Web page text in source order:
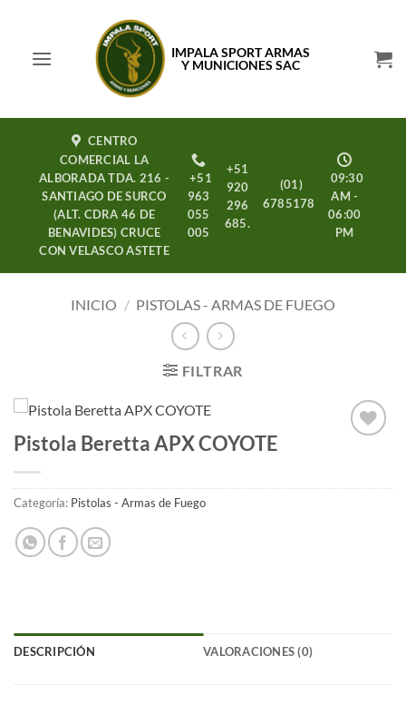
contenido
IMPALA SPORT ARMAS
Y MUNICIONES SAC
CENTRO
COMERCIAL LA
ALBORADA TDA. 216 -
SANTIAGO DE SURCO
(ALT. CDRA 46 DE
BENAVIDES) CRUCE
CON VELASCO ASTETE
09:30
AM -
06:00
PM
+51
963
055
005
+51
920
296
685.
(01)
6785178
INICIO / PISTOLAS - ARMAS DE FUEGO
FILTRAR
lista
Pistola Beretta APX COYOTE
Categoría: Pistolas - Armas de Fuego
DESCRIPCIÓN VALORACIONES (0)